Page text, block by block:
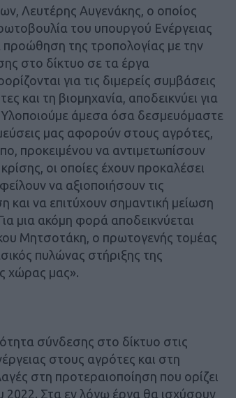
Λευτέρης Αυγενάκης, ο οποίος
του υπουργού Ενέργειας
της τροπολογίας με την
στο δίκτυο σε τα έργα
για τις διμερείς συμβάσεις
και τη βιομηχανία, αποδεικνύει για
άμεσα όσα δεσμευόμαστε
μας αφορούν στους αγρότες,
προκειμένου να αντιμετωπίσουν
οι οποίες έχουν προκαλέσει
να αξιοποιήσουν τις
να επιτύχουν σημαντική μείωση
μια ακόμη φορά αποδεικνύεται
Μητσοτάκη, ο πρωτογενής τομέας
πυλώνας στήριξης της
χώρας μας».
σύνδεσης στο δίκτυο στις
στους αγρότες και στη
στη προτεραιοποίηση που ορίζει
Στα εν λόγω έργα θα ισχύσουν